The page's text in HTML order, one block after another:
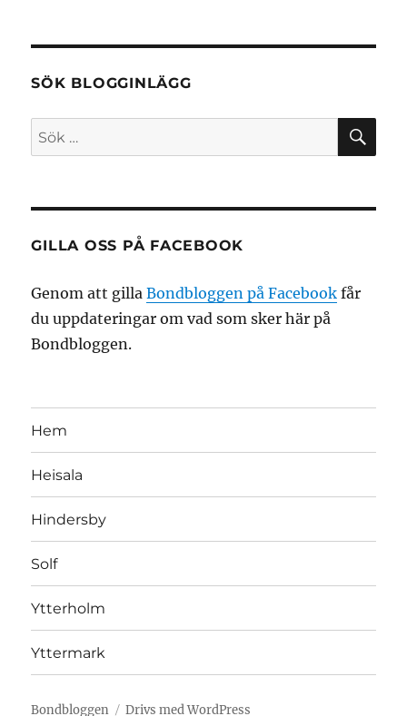
SÖK BLOGGINLÄGG
Sök
efter:
GILLA OSS PÅ FACEBOOK
Genom att gillaBondbloggen på Facebook får
du uppdateringar om vad som sker här på
Bondbloggen.
Hem
Heisala
Hindersby
Solf
Ytterholm
Yttermark
Bondbloggen Drivs med WordPress